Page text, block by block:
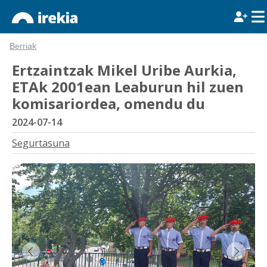
Berriak
Ertzaintzak Mikel Uribe Aurkia,
ETAk 2001ean Leaburun hil zuen
komisariordea, omendu du
2024-07-14
Segurtasuna